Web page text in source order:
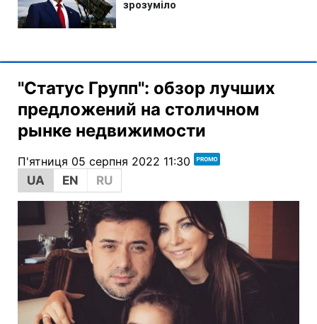
"Статус Групп": обзор лучших
предложений на столичном
рынке недвижимости
П'ятниця 05 серпня 2022 11:30
UA
EN RU